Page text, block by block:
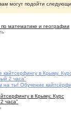
могут подойти
математике и географии
на ты! Обучение
в Крыму. Курс
часа"